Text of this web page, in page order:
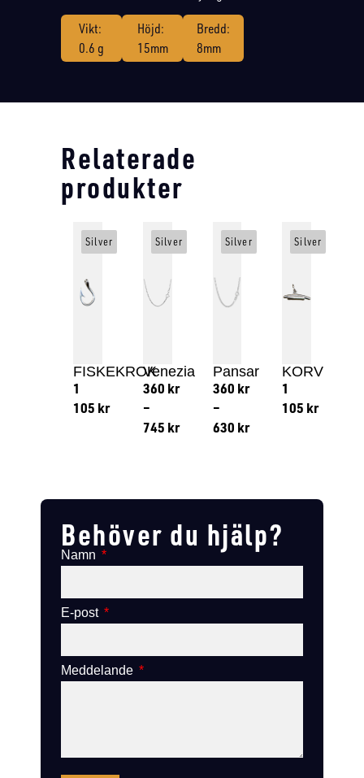
Vikt:
0.6 g
Höjd:
15mm
Bredd:
8mm
Relaterade
produkter
FISKEKROK
1
105 kr
Silver
Venezia
360 kr
–
745 kr
Silver
Pansar
360 kr
–
630 kr
Silver
KORV
1
105 kr
Silver
Behöver du hjälp?
Namn
E-post
Meddelande